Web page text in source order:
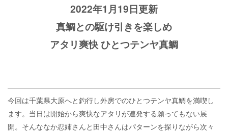
2022年1月19日更新
真鯛との駆け引きを楽しめ
アタリ爽快 ひとつテンヤ真鯛
今回は千葉県大原へと釣行し外房でのひとつテンヤ真鯛を満喫し
ます。当日は開始から爽快なアタリが連発する願ってもない展
開。そんななか忍姉さんと田中さんはパターンを探りながら次々